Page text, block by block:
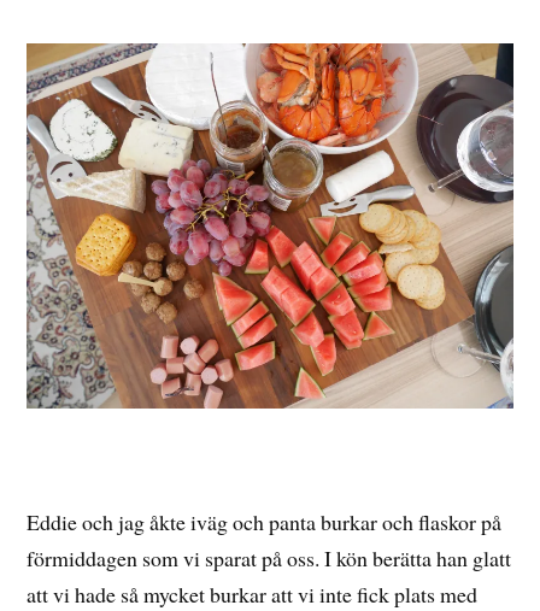
Eddie och jag åkte iväg och panta burkar och flaskor på
förmiddagen som vi sparat på oss. I kön berätta han glatt
att vi hade så mycket burkar att vi inte fick plats med